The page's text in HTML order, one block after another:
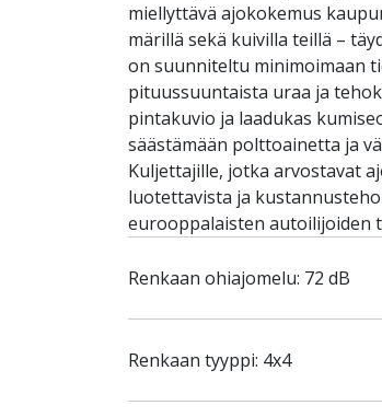
miellyttävä ajokokemus
märillä sekä kuivilla teillä –
on suunniteltu minimoimaan
pituussuuntaista uraa ja
pintakuvio ja laadukas
säästämään polttoainetta ja
Kuljettajille, jotka arvostavat
luotettavista ja
eurooppalaisten autoilijoiden
Renkaan ohiajomelu: 72 dB
Renkaan tyyppi: 4x4